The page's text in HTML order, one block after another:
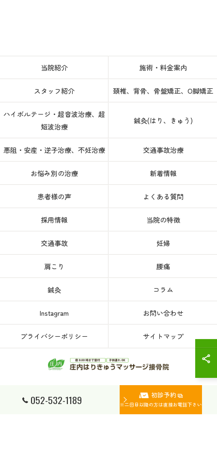
052-532-1189 初診予約
※二回目以降の方は直接お電話下さい
当院紹介 施術・料金案内
スタッフ紹介 頚椎、背骨、骨盤矯正、O脚矯正
ハイボルテージ・超音波治療、超
短波治療
鍼灸(はり、きゅう)
悪阻・安産・逆子治療、不妊治療 交通事故治療
お悩み別の治療 新着情報
患者様の声 よくある質問
採用情報 当院の特徴
交通事故 妊婦
肩こり 腰痛
鍼灸 コラム
Instagram お問い合わせ
プライバシーポリシー サイトマップ
© 2026 愛知県、名古屋市西区の接骨院なら庄内はりきゅうマッサージ接骨院 ALL
RIGHTS RESERVED.